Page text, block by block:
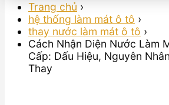
Trang chủ ›
hệ thống làm mát ô tô ›
thay nước làm mát ô tô ›
Cách Nhận Diện Nước Làm
Cấp: Dấu Hiệu, Nguyên
Thay